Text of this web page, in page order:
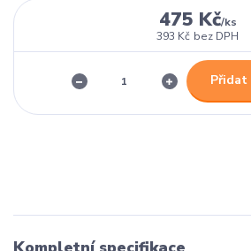
475 Kč/ks
393 Kč bez DPH
Přidat